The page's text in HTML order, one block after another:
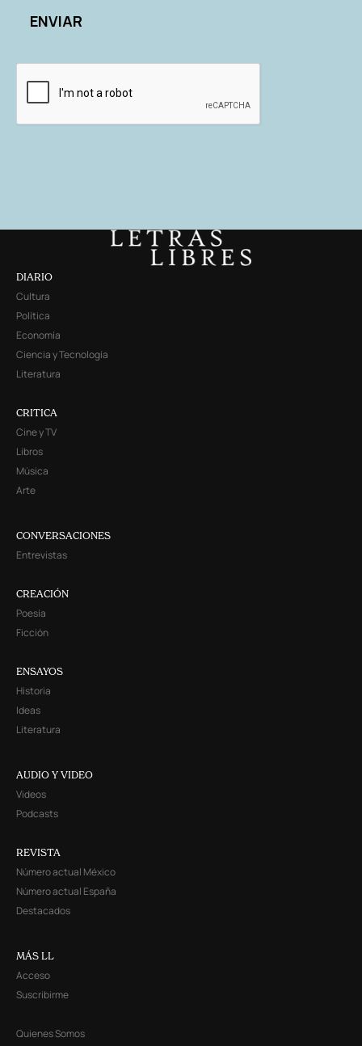
DIARIO
Cultura
Política
Economía
Ciencia y Tecnología
Literatura
CRITICA
Cine y TV
Libros
Música
Arte
CONVERSACIONES
Entrevistas
CREACIÓN
Poesía
Ficción
ENSAYOS
Historia
Ideas
Literatura
AUDIO Y VIDEO
Videos
Podcasts
REVISTA
Número actual México
Número actual España
Destacados
MÁS LL
Acceso
Suscribirme
Quienes Somos